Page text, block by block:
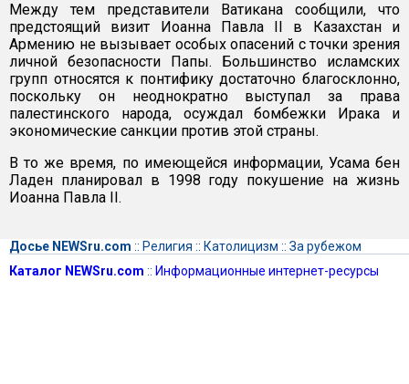
Между тем представители Ватикана сообщили, что
предстоящий визит Иоанна Павла II в Казахстан и
Армению не вызывает особых опасений с точки зрения
личной безопасности Папы. Большинство исламских
групп относятся к понтифику достаточно благосклонно,
поскольку он неоднократно выступал за права
палестинского народа, осуждал бомбежки Ирака и
экономические санкции против этой страны.
В то же время, по имеющейся информации, Усама бен
Ладен планировал в 1998 году покушение на жизнь
Иоанна Павла II.
Досье NEWSru.com :: Религия :: Католицизм :: За рубежом
Каталог NEWSru.com :: Информационные интернет-ресурсы